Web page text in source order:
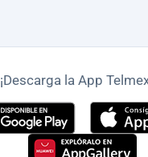
¡Descarga la App